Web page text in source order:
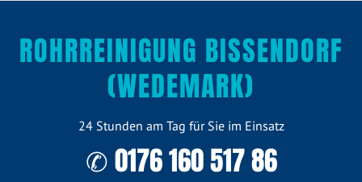
ROHRREINIGUNG BISSENDORF
(WEDEMARK)
24 Stunden am Tag für Sie im Einsatz
✆ 0176 160 517 86